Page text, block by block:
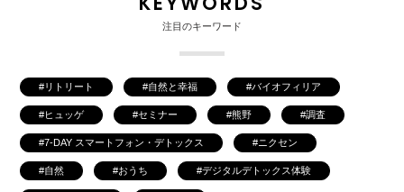
注目のキーワード
リトリート 自然と幸福 バイオフィリア
ヒュッゲ セミナー 熊野 調査
7-DAY スマートフォン・デトックス ニクセン
自然 おうち デジタルデトックス体験